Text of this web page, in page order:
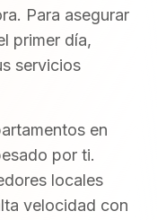
Para asegurar
primer día,
servicios
en
por ti.
locales
velocidad con